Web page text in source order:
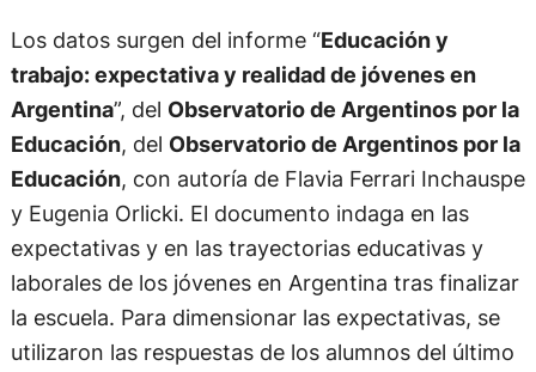
Los datos surgen del informe “Educación y
trabajo: expectativa y realidad de jóvenes en
Argentina”, del Observatorio de Argentinos por la
Educación, del Observatorio de Argentinos por la
Educación, con autoría de Flavia Ferrari Inchauspe
y Eugenia Orlicki. El documento indaga en las
expectativas y en las trayectorias educativas y
laborales de los jóvenes en Argentina tras finalizar
la escuela. Para dimensionar las expectativas, se
utilizaron las respuestas de los alumnos del último